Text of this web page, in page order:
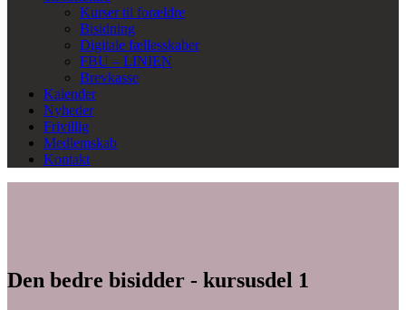
Kurser til forældre
Bisidning
Digitale fællesskaber
FBU – LINIEN
Brevkasse
Kalender
Nyheder
Frivillig
Medlemskab
Kontakt
Den bedre bisidder - kursusdel 1